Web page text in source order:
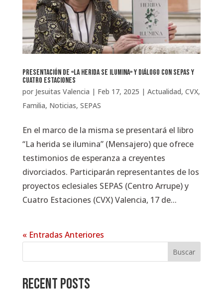
Presentación de «La herida se ilumina» y diálogo con SEPAS y
Cuatro Estaciones
por Jesuitas Valencia | Feb 17, 2025 | Actualidad, CVX,
Familia, Noticias, SEPAS
En el marco de la misma se presentará el libro
“La herida se ilumina” (Mensajero) que ofrece
testimonios de esperanza a creyentes
divorciados. Participarán representantes de los
proyectos eclesiales SEPAS (Centro Arrupe) y
Cuatro Estaciones (CVX) Valencia, 17 de...
« Entradas Anteriores
Buscar
Recent Posts